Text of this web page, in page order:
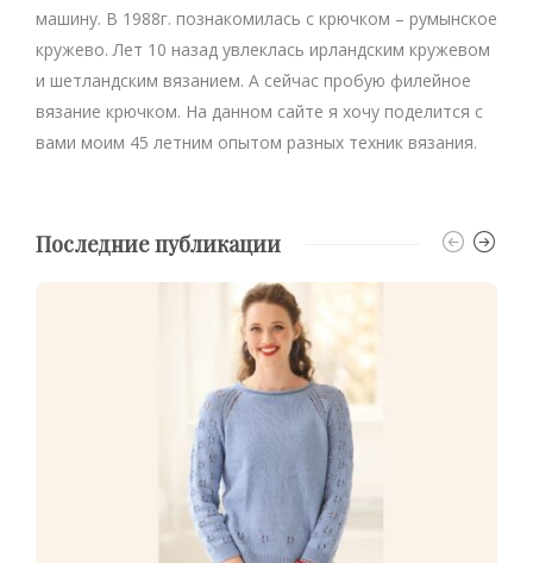
машину. В 1988г. познакомилась с крючком – румынское
кружево. Лет 10 назад увлеклась ирландским кружевом
и шетландским вязанием. А сейчас пробую филейное
вязание крючком. На данном сайте я хочу поделится с
вами моим 45 летним опытом разных техник вязания.
Последние публикации